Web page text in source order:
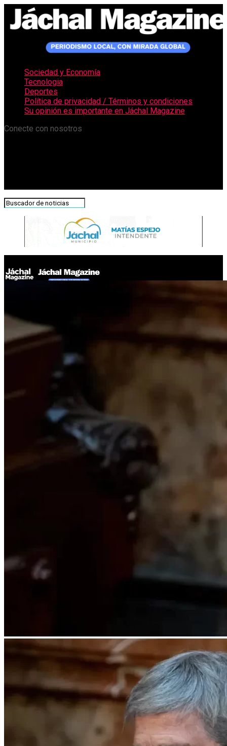
Sociedad y Economía
Tecnologia
Deportes
Política de privacidad / Términos y condiciones
Su opinión es importante en Jáchal Magazine
Conecte con nosotros
Caputo confirmó el Parque Eólico Olavarría, nuevo proyecto
RIGI de energías renovables